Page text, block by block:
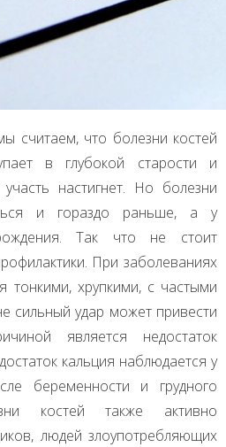
считаем, что болезни костей
в глубокой старости и
настигнет. Но болезни
и гораздо раньше, а у
Так что не стоит
При заболеваниях
тонкими, хрупкими, с частыми
сильный удар может привести
является недостаток
кальция наблюдается у
беременности и грудного
костей также активно
людей злоупотребляющих